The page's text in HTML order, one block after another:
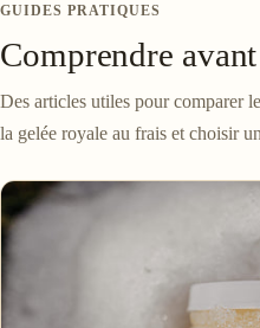
GUIDES PRATIQUES
Comprendre
Des articles utiles pour comparer
la gelée royale au frais et choisir